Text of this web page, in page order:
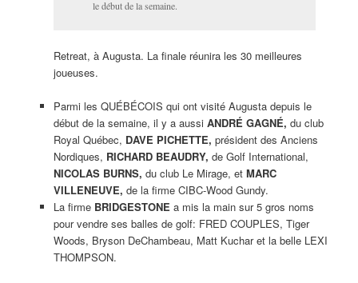
le début de la semaine.
Retreat, à Augusta. La finale réunira les 30 meilleures
joueuses.
Parmi les QUÉBÉCOIS qui ont visité Augusta depuis le
début de la semaine, il y a aussi ANDRÉ GAGNÉ, du club
Royal Québec, DAVE PICHETTE, président des Anciens
Nordiques, RICHARD BEAUDRY, de Golf International,
NICOLAS BURNS, du club Le Mirage, et MARC
VILLENEUVE, de la firme CIBC-Wood Gundy.
La firme BRIDGESTONE a mis la main sur 5 gros noms
pour vendre ses balles de golf: FRED COUPLES, Tiger
Woods, Bryson DeChambeau, Matt Kuchar et la belle LEXI
THOMPSON.